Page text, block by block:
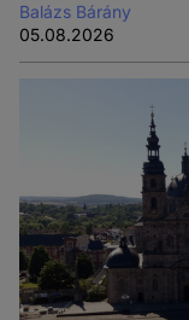
Balázs Bárány
05.08.2026